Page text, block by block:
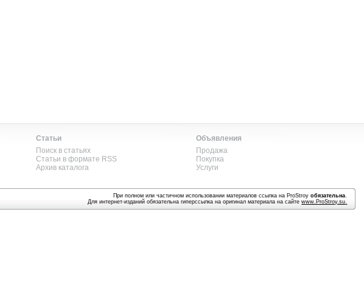
Статьи
Поиск в статьях
Статьи в формате RSS
Архив каталога
Объявления
Продажа
Покупка
Услуги
При полном или частичном использовании материалов ссылка на ProStroyобязательна.
Для интернет-изданий обязательна гиперссылка на оригинал материала на сайтеwww.ProStroy.su.